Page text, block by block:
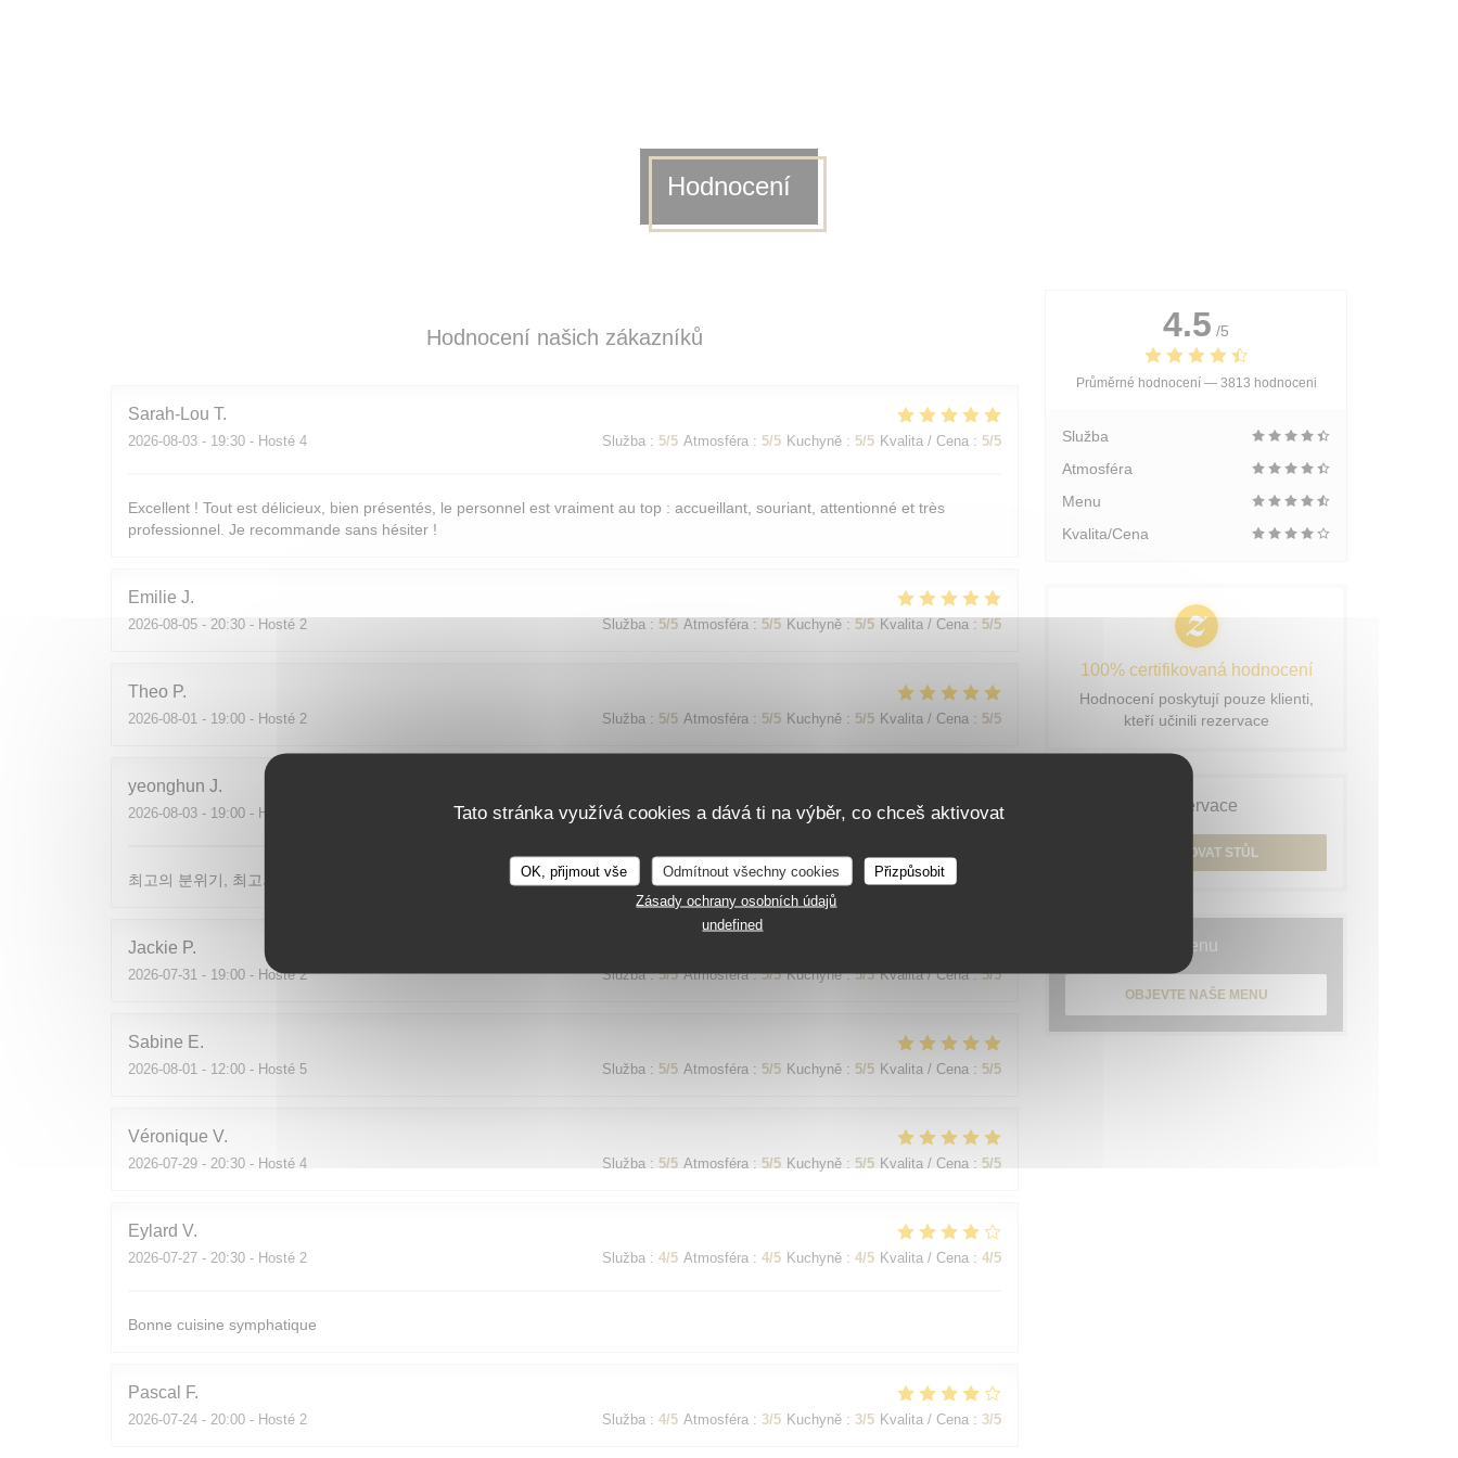
Tato stránka využívá cookies a dává ti na výběr, co chceš aktivovat
OK, přijmout vše Odmítnout všechny cookies
Přizpůsobit
Zásady ochrany osobních údajů
undefined
Hodnocení
Hodnocení našich zákazníků
Sarah-Lou T
2026-08-03 - 19:30 - Hosté 4 Služba : 5/5 Atmosféra : 5/5 Kuchyně : 5/5 Kvalita / Cena : 5/5
Excellent ! Tout est délicieux, bien présentés, le personnel est vraiment au top : accueillant, souriant, attentionné et très
professionnel. Je recommande sans hésiter !
Emilie J
2026-08-05 - 20:30 - Hosté 2 Služba : 5/5 Atmosféra : 5/5 Kuchyně : 5/5 Kvalita / Cena : 5/5
Theo P
2026-08-01 - 19:00 - Hosté 2 Služba : 5/5 Atmosféra : 5/5 Kuchyně : 5/5 Kvalita / Cena : 5/5
yeonghun J
2026-08-03 - 19:00 - Hosté 4 Služba: 5/5 Atmosféra: 5 /5 Kuchyně: 5/5 Kvalita / Cena: 5/5
최고의 분위기, 최고의 맛, 프랑스어가 서툴지만 서버가 친절함
Jackie P
2026-07-31 - 19:00 - Hosté 2 Služba: 5/5 Atmosféra: 5/5 Kuchyně: 5/5 Kvalita / Cena: 5/5
Sabine E
2026-08-01 - 12:00 - Hosté 5 Služba : 5/5 Atmosféra : 5/5 Kuchyně : 5/5 Kvalita / Cena : 5/5
Véronique V
2026-07-29 - 20:30 - Hosté 4 Služba : 5/5 Atmosféra : 5/5 Kuchyně : 5/5 Kvalita / Cena : 5/5
Eylard V
2026-07-27 - 20:30 - Hosté 2 Služba : 4/5 Atmosféra : 4/5 Kuchyně : 4/5 Kvalita / Cena : 4/5
Bonne cuisine symphatique
Pascal F
2026-07-24 - 20:00 - Hosté 2 Služba : 4/5 Atmosféra : 3/5 Kuchyně : 3/5 Kvalita / Cena : 3/5
4.5 /5
Průměrné hodnocení — 3813 hodnoceni
Služba
Atmosféra
Menu
Kvalita/Cena
100% certifikovaná hodnocení
Hodnocení poskytují pouze klienti,
kteří učinili rezervace
Rezervace
REZERVOVAT STŮL
Menu
OBJEVTE NAŠE MENU